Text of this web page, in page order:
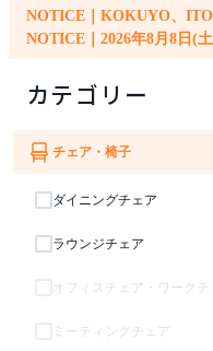
NOTICE｜KOKUYO、
NOTICE｜2026年8月8日(
カテゴリー
ソファ
チェア・椅子
ダイニングチェア
ラウンジチェア
オフィスチェア・ワークチ
ミーティングチェア